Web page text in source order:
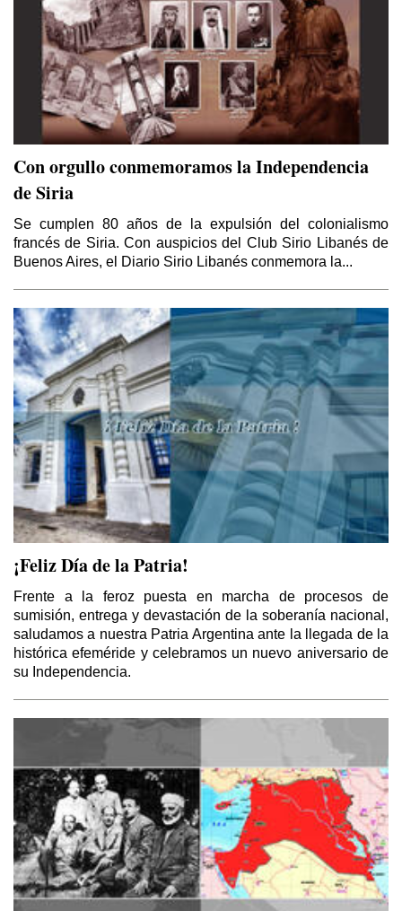
Con orgullo conmemoramos la Independencia
de Siria
Se cumplen 80 años de la expulsión del colonialismo
francés de Siria. Con auspicios del Club Sirio Libanés de
Buenos Aires, el Diario Sirio Libanés conmemora la...
¡Feliz Día de la Patria!
Frente a la feroz puesta en marcha de procesos de
sumisión, entrega y devastación de la soberanía nacional,
saludamos a nuestra Patria Argentina ante la llegada de la
histórica efeméride y celebramos un nuevo aniversario de
su Independencia.